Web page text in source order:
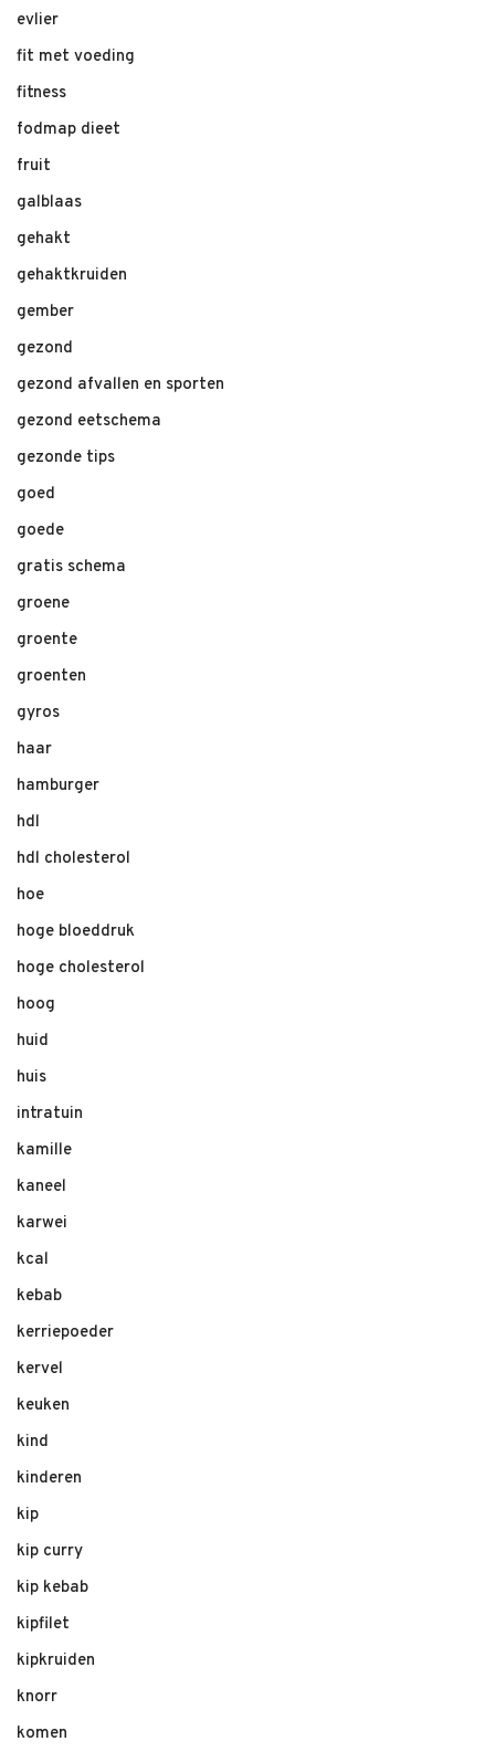
evlier
fit met voeding
fitness
fodmap dieet
fruit
galblaas
gehakt
gehaktkruiden
gember
gezond
gezond afvallen en sporten
gezond eetschema
gezonde tips
goed
goede
gratis schema
groene
groente
groenten
gyros
haar
hamburger
hdl
hdl cholesterol
hoe
hoge bloeddruk
hoge cholesterol
hoog
huid
huis
intratuin
kamille
kaneel
karwei
kcal
kebab
kerriepoeder
kervel
keuken
kind
kinderen
kip
kip curry
kip kebab
kipfilet
kipkruiden
knorr
komen